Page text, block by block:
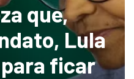
que,
Lula
ficar